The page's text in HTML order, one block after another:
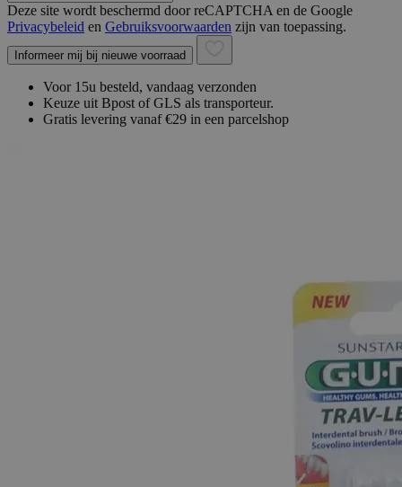
Deze site wordt beschermd door reCAPTCHA en de Google
Privacybeleid en Gebruiksvoorwaarden zijn van toepassing.
Informeer mij bij nieuwe voorraad
Voor 15u besteld, vandaag verzonden
Keuze uit Bpost of GLS als transporteur.
Gratis levering vanaf €29 in een parcelshop